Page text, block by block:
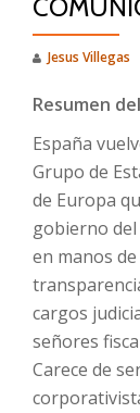
Jesus Villegas
Resumen
España
Grupo de
de Europa
gobierno del
en manos
cargos
señores
Carece de